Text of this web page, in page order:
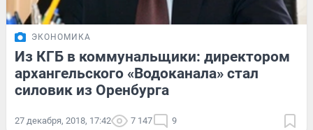
ЭКОНОМИКА
Из КГБ в коммунальщики: директором
архангельского «Водоканала» стал
силовик из Оренбурга
27 декабря, 2018, 17:42 7 147 9